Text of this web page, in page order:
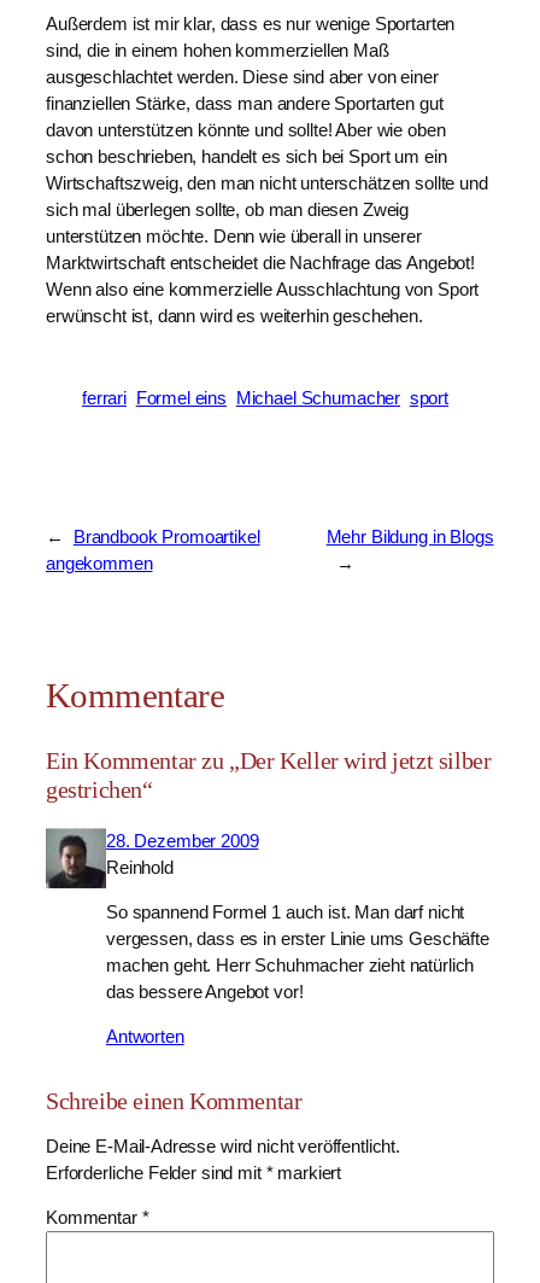
Außerdem ist mir klar, dass es nur wenige Sportarten
sind, die in einem hohen kommerziellen Maß
ausgeschlachtet werden. Diese sind aber von einer
finanziellen Stärke, dass man andere Sportarten gut
davon unterstützen könnte und sollte! Aber wie oben
schon beschrieben, handelt es sich bei Sport um ein
Wirtschaftszweig, den man nicht unterschätzen sollte und
sich mal überlegen sollte, ob man diesen Zweig
unterstützen möchte. Denn wie überall in unserer
Marktwirtschaft entscheidet die Nachfrage das Angebot!
Wenn also eine kommerzielle Ausschlachtung von Sport
erwünscht ist, dann wird es weiterhin geschehen.
ferrari Formel eins Michael Schumacher sport
←
Brandbook Promoartikel
angekommen
Mehr Bildung in Blogs
→
Kommentare
Ein Kommentar zu „Der Keller wird jetzt silber
gestrichen“
28. Dezember 2009
Reinhold
So spannend Formel 1 auch ist. Man darf nicht
vergessen, dass es in erster Linie ums Geschäfte
machen geht. Herr Schuhmacher zieht natürlich
das bessere Angebot vor!
Antworten
Schreibe einen Kommentar
Deine E-Mail-Adresse wird nicht veröffentlicht.
Erforderliche Felder sind mit *markiert
Kommentar *